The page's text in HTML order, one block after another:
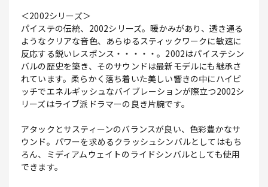
＜2002シリーズ＞
パイステの伝統、2002シリーズ。暖かみがあり、透き通る
ようなクリアな音色、あらゆるスティックワークに敏速に
反応する鋭いレスポンス・・・・・。2002はパイステシン
バルの歴史を築き、そのサウンドは最新モデルにも継承さ
れています。柔らかく落ち着いた美しい響きの中にハイピ
ッチでエネルギッシュなバイブレーションが際立つ2002シ
リーズはライブ派ドラマーの良き片腕です。
アタックとサスティーンのバランスが良い、色彩豊かなサ
ウンド。パワーを求めるクラッシュシンバルとしてはもち
ろん、ミディアムウェイトのライドシンバルとしても使用
できます。